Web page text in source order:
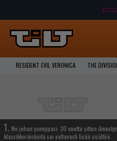
RESIDENT EVIL VERONICA THE
1. No johan pomppasi: 30 vuotta sitten
klassikkoräiskintä sai valtavasti lisää sisältöä